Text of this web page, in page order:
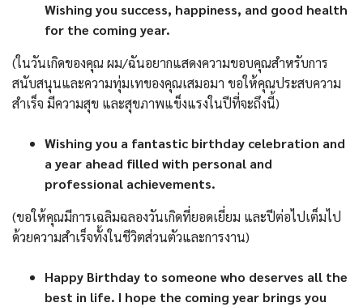
Wishing you success, happiness, and good health
for the coming year.
(ในวันเกิดของคุณ ผม/ฉันอยากแสดงความขอบคุณสำหรับการ
สนับสนุนและความทุ่มเทของคุณเสมอมา ขอให้คุณประสบความ
สำเร็จ มีความสุข และสุขภาพแข็งแรงในปีที่จะถึงนี้)
Wishing you a fantastic birthday celebration and
a year ahead filled with personal and
professional achievements.
(ขอให้คุณมีการเฉลิมฉลองวันเกิดที่ยอดเยี่ยม และปีต่อไปเต็มไป
ด้วยความสำเร็จทั้งในชีวิตส่วนตัวและการงาน)
Happy Birthday to someone who deserves all the
best in life. I hope the coming year brings you